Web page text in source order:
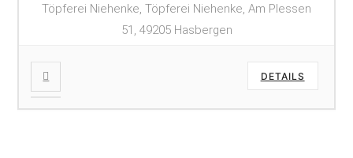
Töpferei Niehenke, Töpferei Niehenke, Am Plessen
51, 49205 Hasbergen
DETAILS